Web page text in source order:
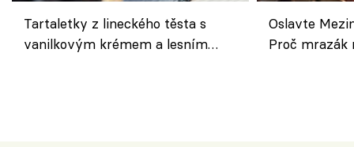
Tartaletky z lineckého těsta s
vanilkovým krémem a lesním
Oslavte
Proč